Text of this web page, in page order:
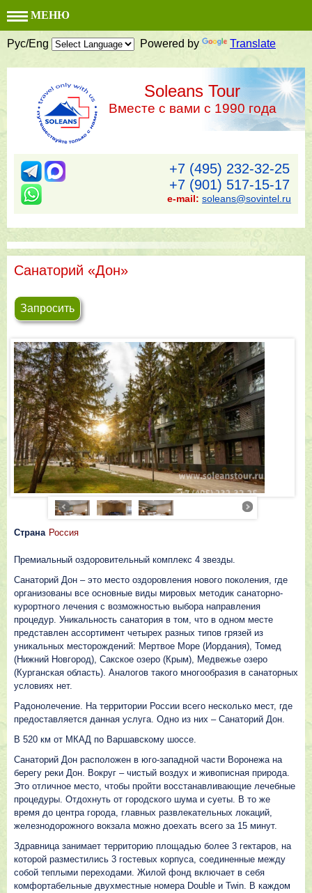
МЕНЮ
Рус/Eng Powered by Translate
Soleans Tour
Вместе с вами с 1990 года
+7 (495) 232-32-25
+7 (901) 517-15-17
e-mail: soleans@sovintel.ru
Санаторий «Дон»
Запросить
Страна Россия
Премиальный оздоровительный комплекс 4 звезды.
Санаторий Дон – это место оздоровления нового поколения, где
организованы все основные виды мировых методик санаторно-
курортного лечения с возможностью выбора направления
процедур. Уникальность санатория в том, что в одном месте
представлен ассортимент четырех разных типов грязей из
уникальных месторождений: Мертвое Море (Иордания), Томед
(Нижний Новгород), Сакское озеро (Крым), Медвежье озеро
(Курганская область). Аналогов такого многообразия в санаторных
условиях нет.
Радонолечение. На территории России всего несколько мест, где
предоставляется данная услуга. Одно из них – Санаторий Дон.
В 520 км от МКАД по Варшавскому шоссе.
Санаторий Дон расположен в юго-западной части Воронежа на
берегу реки Дон. Вокруг – чистый воздух и живописная природа.
Это отличное место, чтобы пройти восстанавливающие лечебные
процедуры. Отдохнуть от городского шума и суеты. В то же
время до центра города, главных развлекательных локаций,
железнодорожного вокзала можно доехать всего за 15 минут.
Здравница занимает территорию площадью более 3 гектаров, на
которой разместились 3 гостевых корпуса, соединенные между
собой теплыми переходами. Жилой фонд включает в себя
комфортабельные двухместные номера Double и Twin. В каждом